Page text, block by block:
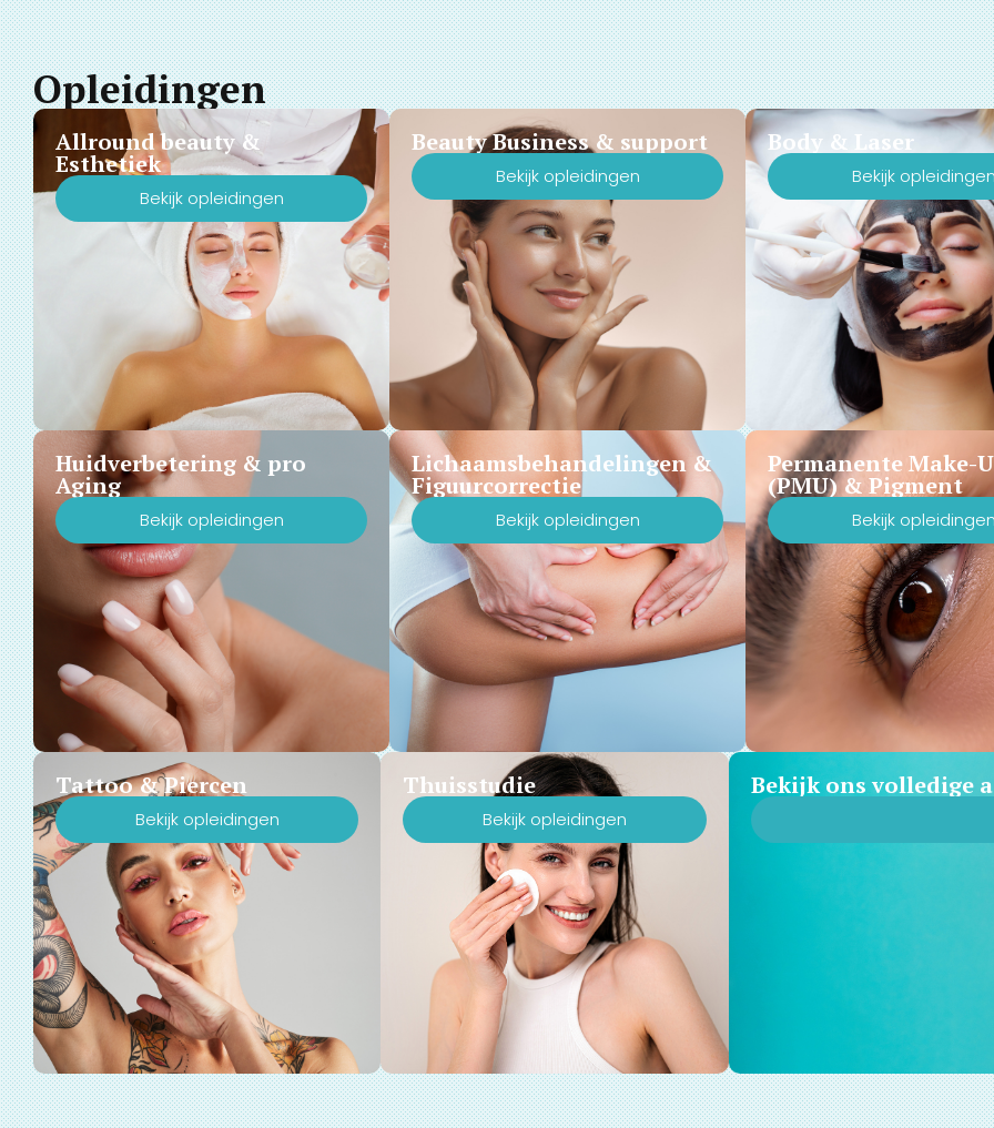
Opleidingen
Allround beauty &
Esthetiek
Bekijk opleidingen
Beauty Business & support
Bekijk opleidingen
Body & Laser
Bekijk
Huidverbetering & pro
Aging
Bekijk opleidingen
Lichaamsbehandelingen &
Figuurcorrectie
Bekijk opleidingen
Permanente Make-
(PMU) & Pigment
Bekijk
Tattoo & Piercen
Bekijk opleidingen
Thuisstudie
Bekijk opleidingen
Bekijk ons volledige